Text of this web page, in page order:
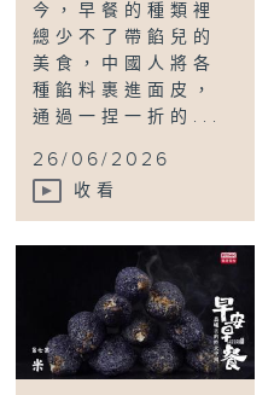
今，早餐的種類裡
總少不了帶餡兒的
美食，中國人將各
種餡料裹進面皮，
通過一捏一折的...
26/06/2026
收看